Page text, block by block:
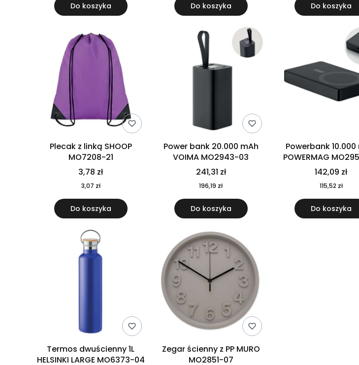
Do koszyka Do koszyka Do koszyka
Plecak z linką SHOOP
MO7208-21
3,78 zł
3,07 zł
Do koszyka
Power bank 20.000 mAh
VOIMA MO2943-03
241,31 zł
196,19 zł
Do koszyka
Powerbank 10.000
POWERMAG
142,09 zł
115,52 zł
Do koszyka
Termos dwuścienny 1L
HELSINKI LARGE MO6373-04
Zegar ścienny z PP MURO
MO2851-07